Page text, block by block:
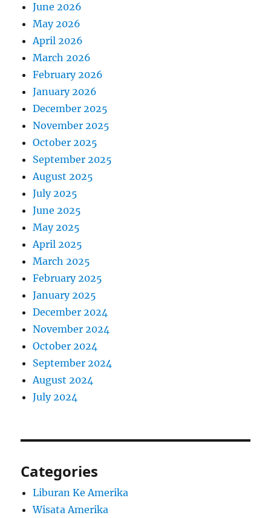
June 2026
May 2026
April 2026
March 2026
February 2026
January 2026
December 2025
November 2025
October 2025
September 2025
August 2025
July 2025
June 2025
May 2025
April 2025
March 2025
February 2025
January 2025
December 2024
November 2024
October 2024
September 2024
August 2024
July 2024
Categories
Liburan Ke Amerika
Wisata Amerika